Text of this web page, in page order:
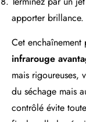
apporter brillance.
Cet enchaînement
infrarouge
mais rigoureuses,
du séchage mais
contrôlé évite